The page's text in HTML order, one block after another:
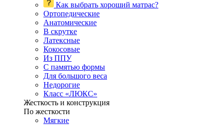
Как выбрать хороший матрас?
Ортопедические
Анатомические
В скрутке
Латексные
Кокосовые
Из ППУ
С памятью формы
Для большого веса
Недорогие
Класс «ЛЮКС»
Жесткость и конструкция
По жесткости
Мягкие